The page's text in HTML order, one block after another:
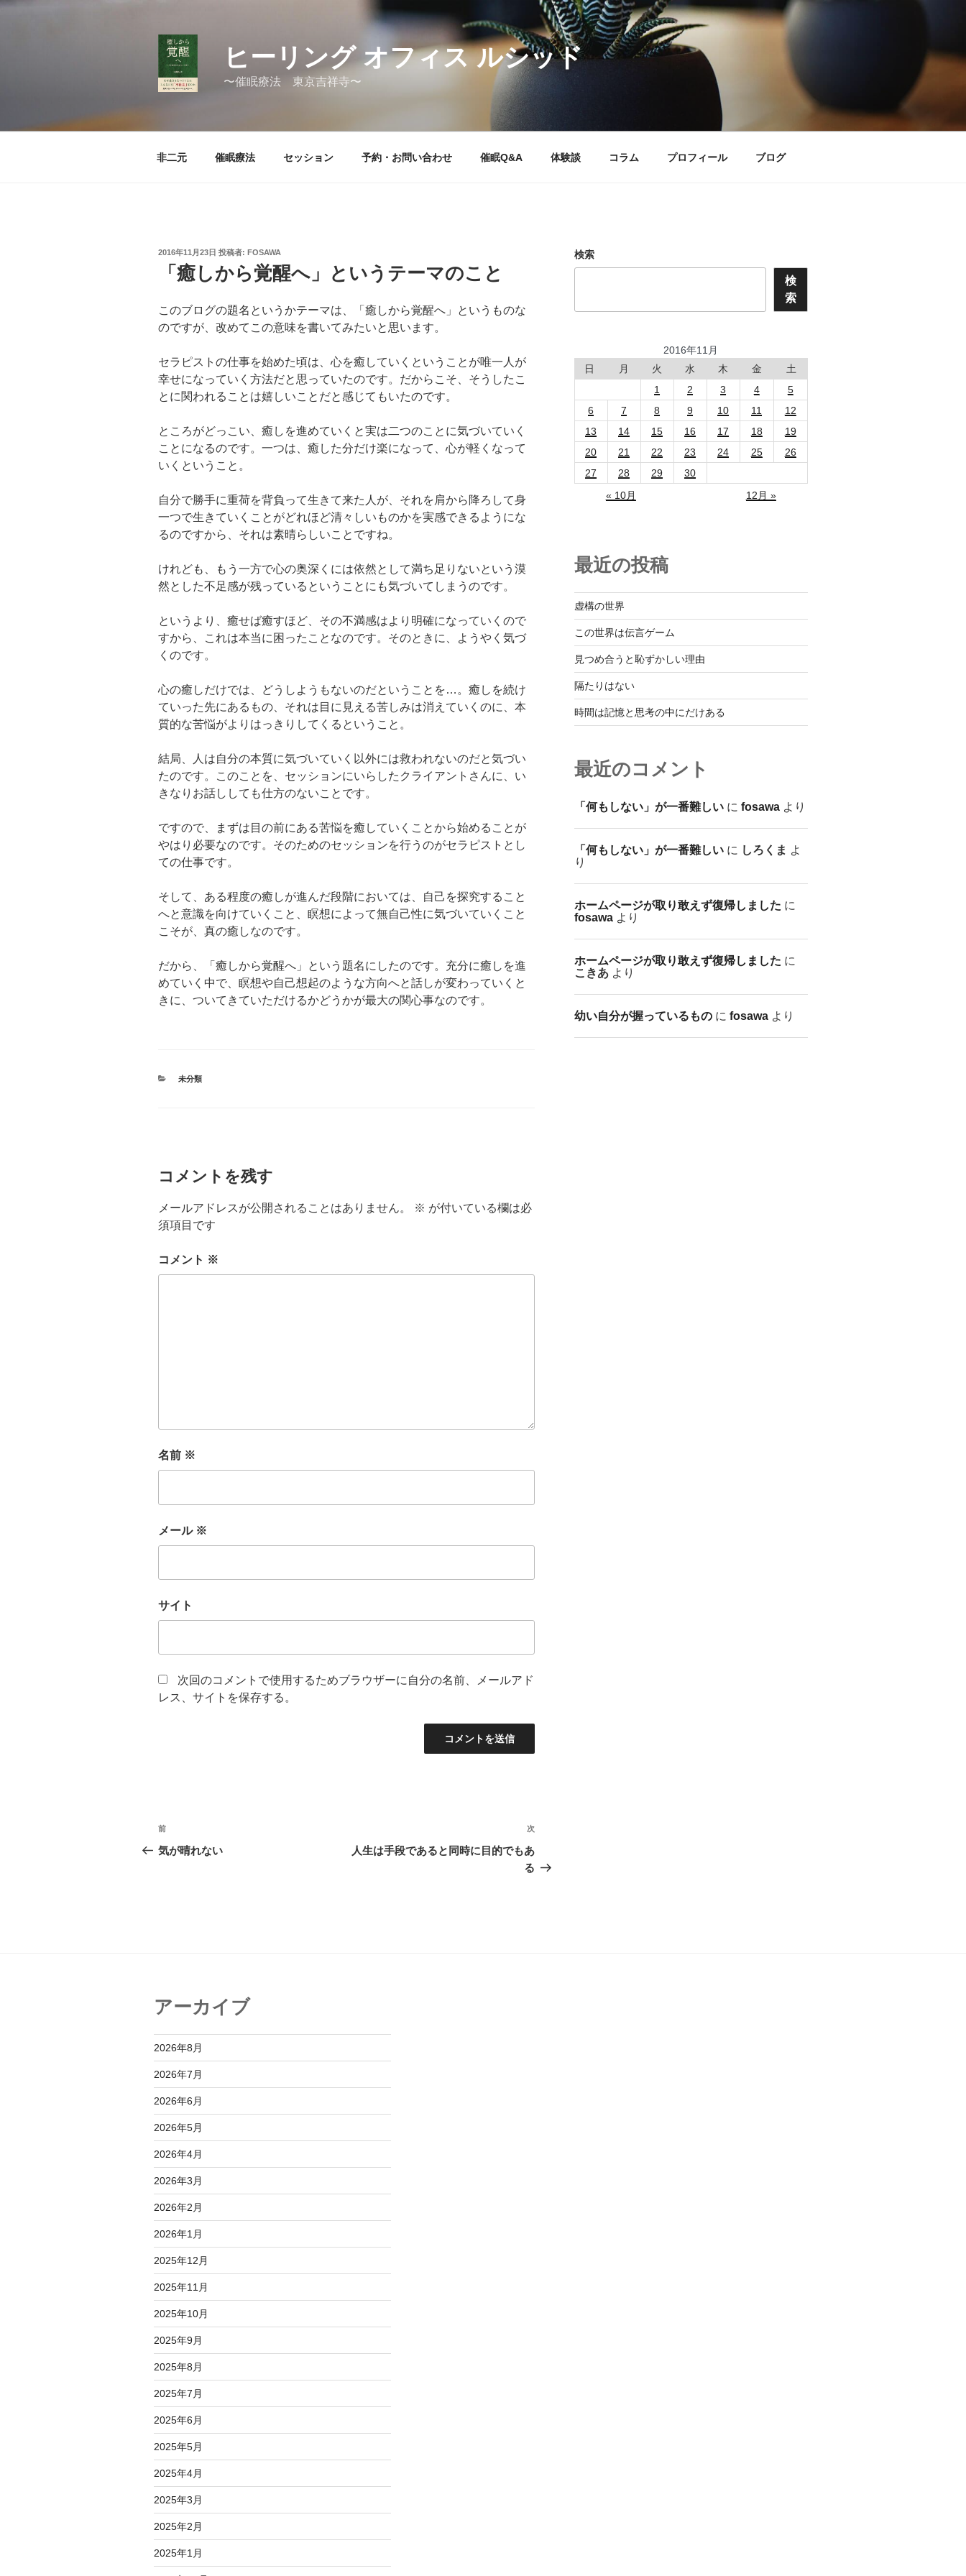
コ
キ
ヒーリング オフィス ルシッド
〜催眠療法 東京吉祥寺〜
非二元 催眠療法 セッション 予約・お問い合わせ 催眠Q&A 体験談 コラム プロフィール ブログ
投
2016年11月23日 投稿者: FOSAWA
「癒しから覚醒へ」というテーマのこと
このブログの題名というかテーマは、「癒しから覚醒へ」というものな
のですが、改めてこの意味を書いてみたいと思います。
セラピストの仕事を始めた頃は、心を癒していくということが唯一人が
幸せになっていく方法だと思っていたのです。だからこそ、そうしたこ
とに関われることは嬉しいことだと感じてもいたのです。
ところがどっこい、癒しを進めていくと実は二つのことに気づいていく
ことになるのです。一つは、癒した分だけ楽になって、心が軽くなって
いくということ。
自分で勝手に重荷を背負って生きて来た人が、それを肩から降ろして身
一つで生きていくことがどれほど清々しいものかを実感できるようにな
るのですから、それは素晴らしいことですね。
けれども、もう一方で心の奥深くには依然として満ち足りないという漠
然とした不足感が残っているということにも気づいてしまうのです。
というより、癒せば癒すほど、その不満感はより明確になっていくので
すから、これは本当に困ったことなのです。そのときに、ようやく気づ
くのです。
心の癒しだけでは、どうしようもないのだということを…。癒しを続け
ていった先にあるもの、それは目に見える苦しみは消えていくのに、本
質的な苦悩がよりはっきりしてくるということ。
結局、人は自分の本質に気づいていく以外には救われないのだと気づい
たのです。このことを、セッションにいらしたクライアントさんに、い
きなりお話ししても仕方のないことです。
ですので、まずは目の前にある苦悩を癒していくことから始めることが
やはり必要なのです。そのためのセッションを行うのがセラピストとし
ての仕事です。
そして、ある程度の癒しが進んだ段階においては、自己を探究すること
へと意識を向けていくこと、瞑想によって無自己性に気づいていくこと
こそが、真の癒しなのです。
だから、「癒しから覚醒へ」という題名にしたのです。充分に癒しを進
めていく中で、瞑想や自己想起のような方向へと話しが変わっていくと
きに、ついてきていただけるかどうかが最大の関心事なのです。
カ
未分類
コメントを残す
メールアドレスが公開されることはありません。 ※ が付いている欄は必
須項目です
コメント ※
名前 ※
メール ※
サイト
次回のコメントで使用するためブラウザーに自分の名前、メールアド
レス、サイトを保存する。
投
稿
ョ
ン
前
の
前
気が晴れない
次
投
次
人生は手段であると同時に目的でもあ
る
検索
検
索
2016年11月
日
月 火 水 木 金
土
1
2 3 4
5
6
7 8 9 10 11
12
13
14 15 16 17 18
19
20
21 22 23 24 25
26
27
28 29
30
« 10月
12月 »
最近の投稿
虚構の世界
この世界は伝言ゲーム
見つめ合うと恥ずかしい理由
隔たりはない
時間は記憶と思考の中にだけある
最近のコメント
「何もしない」が一番難しいに fosawaより
「何もしない」が一番難しいに しろくま よ
り
ホームページが取り敢えず復帰しました に
fosawaより
ホームページが取り敢えず復帰しました に
こきあより
幼い自分が握っているものに fosawaより
アーカイブ
2026年8月
2026年7月
2026年6月
2026年5月
2026年4月
2026年3月
2026年2月
2026年1月
2025年12月
2025年11月
2025年10月
2025年9月
2025年8月
2025年7月
2025年6月
2025年5月
2025年4月
2025年3月
2025年2月
2025年1月